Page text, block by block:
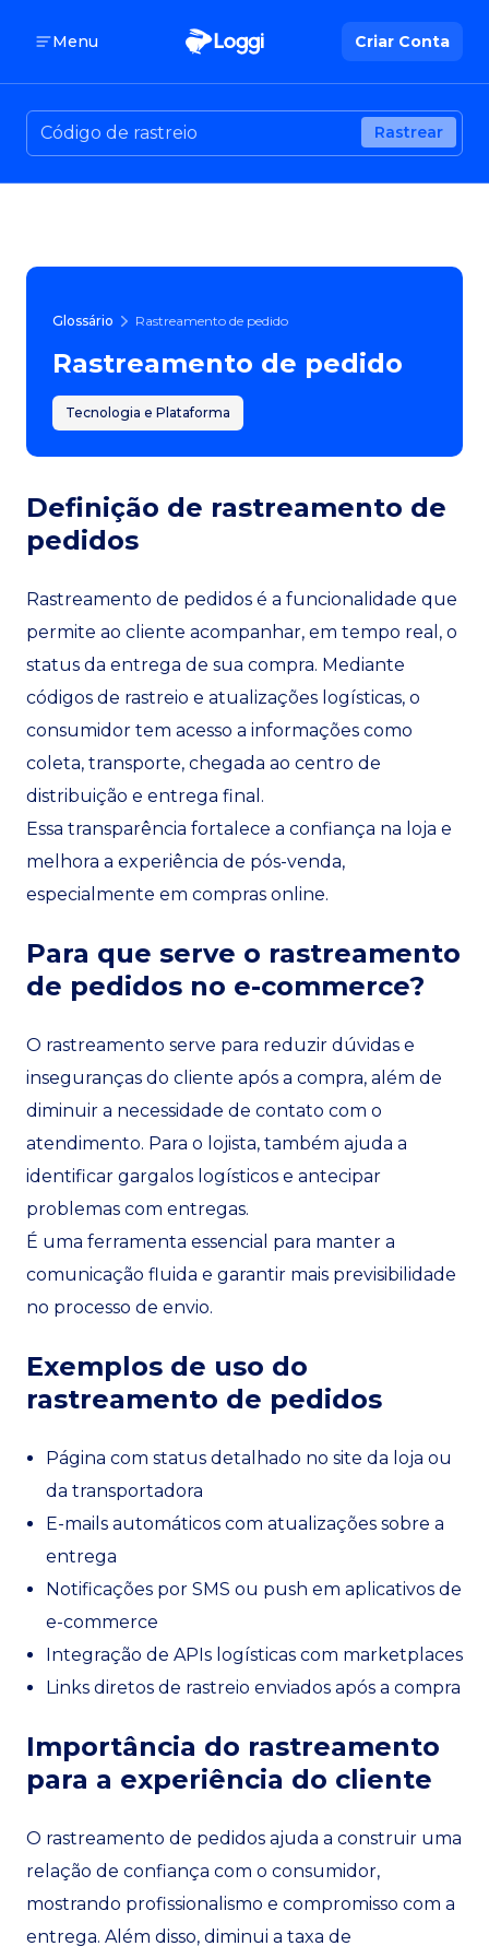
Menu Criar Conta
Rastrear
Glossário Rastreamento de pedido
Rastreamento de pedido
Tecnologia e Plataforma
Definição de rastreamento de
pedidos
Rastreamento de pedidos é a funcionalidade que
permite ao cliente acompanhar, em tempo real, o
status da entrega de sua compra. Mediante
códigos de rastreio e atualizações logísticas, o
consumidor tem acesso a informações como
coleta, transporte, chegada ao centro de
distribuição e entrega final.
Essa transparência fortalece a confiança na loja e
melhora a experiência de pós-venda,
especialmente em compras online.
Para que serve o rastreamento
de pedidos no e-commerce?
O rastreamento serve para reduzir dúvidas e
inseguranças do cliente após a compra, além de
diminuir a necessidade de contato com o
atendimento. Para o lojista, também ajuda a
identificar gargalos logísticos e antecipar
problemas com entregas.
É uma ferramenta essencial para manter a
comunicação fluida e garantir mais previsibilidade
no processo de envio.
Exemplos de uso do
rastreamento de pedidos
Página com status detalhado no site da loja ou
da transportadora
E-mails automáticos com atualizações sobre a
entrega
Notificações por SMS ou push em aplicativos de
e-commerce
Integração de APIs logísticas com marketplaces
Links diretos de rastreio enviados após a compra
Importância do rastreamento
para a experiência do cliente
O rastreamento de pedidos ajuda a construir uma
relação de confiança com o consumidor,
mostrando profissionalismo e compromisso com a
entrega. Além disso, diminui a taxa de